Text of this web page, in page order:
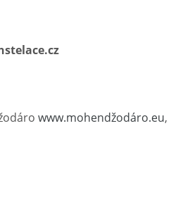
www.mohendžodáro.eu,